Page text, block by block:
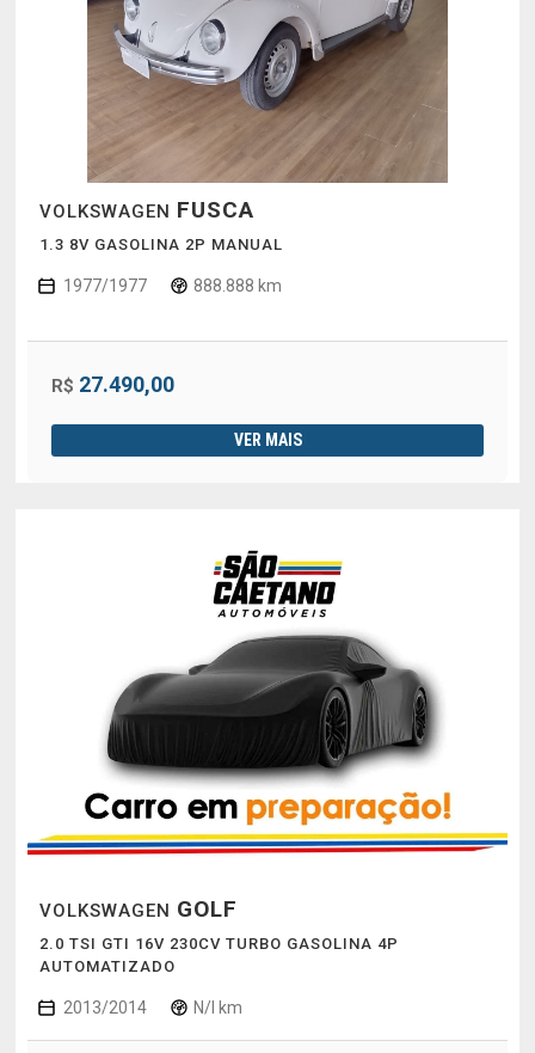
VOLKSWAGEN FUSCA
1.3 8V GASOLINA 2P MANUAL
1977/1977 888.888 km
R$ 27.490,00
VER MAIS
VOLKSWAGEN GOLF
2.0 TSI GTI 16V 230CV TURBO GASOLINA 4P
AUTOMATIZADO
2013/2014 N/I km